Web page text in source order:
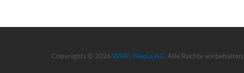
Copyrights © 2026 WiWi-Media AG. Alle Rechte vorbehalten.